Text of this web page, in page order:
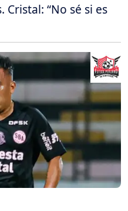
Cristal: “No sé si es